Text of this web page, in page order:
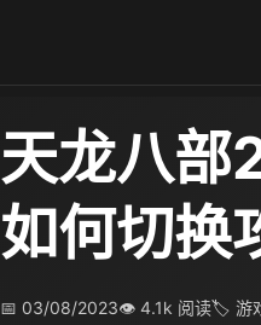
天龙八部
如何切换
📅 03/08/2023👁 4.1k 阅读🏷 游